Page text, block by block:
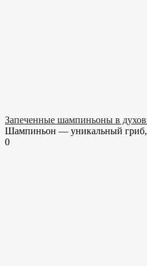
Запеченные шампиньоны в
Шампиньон — уникальный гриб,
0